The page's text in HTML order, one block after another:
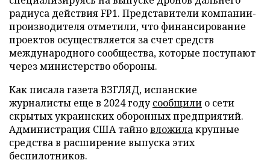
радиуса действия FP1. Представители компании-
производителя отметили, что финансирование
проектов осуществляется за счет средств
международного сообщества, которые поступают
через министерство обороны.
Как писала газета ВЗГЛЯД, испанские
журналисты еще в 2024 годусообщили о сети
скрытых украинских оборонных предприятий.
Администрация США тайновложилакрупные
средства в расширение выпуска этих
беспилотников.